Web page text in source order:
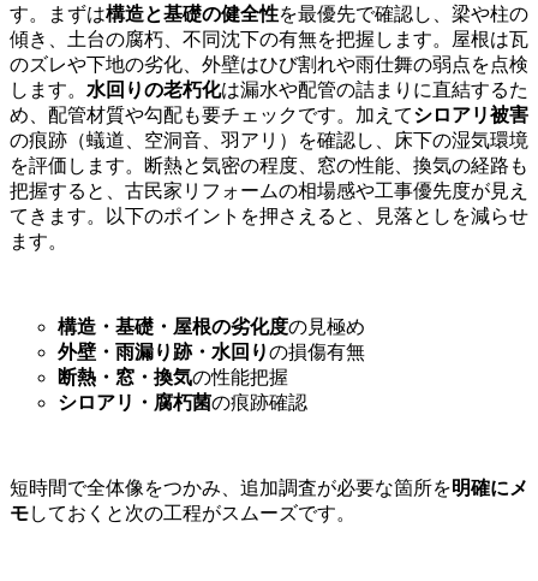
す。まずは構造と基礎の健全性を最優先で確認し、梁や柱の
傾き、土台の腐朽、不同沈下の有無を把握します。屋根は瓦
のズレや下地の劣化、外壁はひび割れや雨仕舞の弱点を点検
します。 水回りの老朽化は漏水や配管の詰まりに直結するた
め、配管材質や勾配も要チェックです。加えてシロアリ被害
の痕跡（蟻道、空洞音、羽アリ）を確認し、床下の湿気環境
を評価します。断熱と気密の程度、窓の性能、換気の経路も
把握すると、古民家リフォームの相場感や工事優先度が見え
てきます。以下のポイントを押さえると、見落としを減らせ
ます。
構造・基礎・屋根の劣化度の見極め
外壁・雨漏り跡・水回りの損傷有無
断熱・窓・換気の性能把握
シロアリ・腐朽菌の痕跡確認
短時間で全体像をつかみ、追加調査が必要な箇所を明確にメ
モしておくと次の工程がスムーズです。